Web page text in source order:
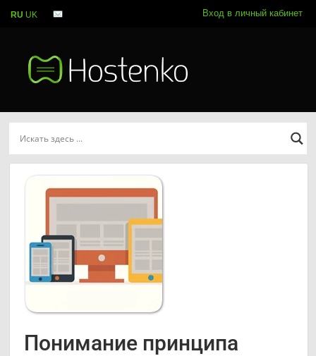
Вход в личный кабинет
Понимание принципа
RU UK